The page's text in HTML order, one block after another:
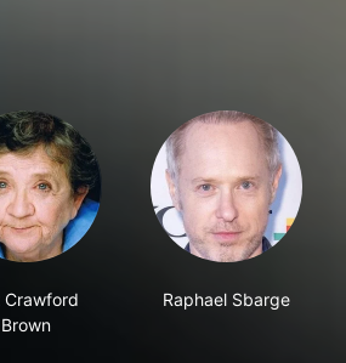
Crawford
Brown
Raphael Sbarge